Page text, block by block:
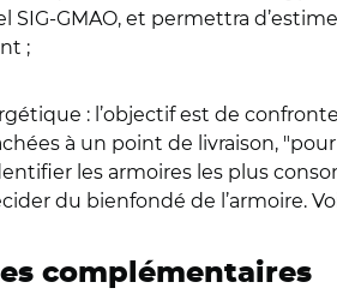
SIG-GMAO, et permettra
;
: l’objectif est de
à un point de livraison,
les armoires les plus
du bienfondé de l’armoire.
complémentaires